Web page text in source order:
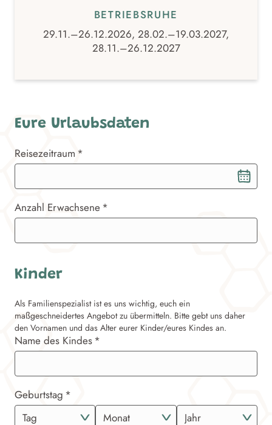
BETRIEBSRUHE
29.11.–26.12.2026, 28.02.–19.03.2027,
28.11.–26.12.2027
Eure Urlaubsdaten
Reisezeitraum
Anzahl Erwachsene
Kinder
Als Familienspezialist ist es uns wichtig, euch ein
maßgeschneidertes Angebot zu übermitteln. Bitte gebt uns daher
den Vornamen und das Alter eurer Kinder/eures Kindes an.
Name des Kindes
Geburtstag